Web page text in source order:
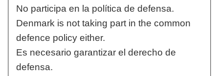
No participa en la política de defensa.
Denmark is not taking part in the common
defence policy either.
Es necesario garantizar el derecho de
defensa.